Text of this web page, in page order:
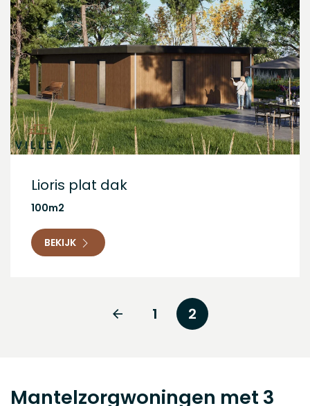
Lioris plat dak
100m2
BEKIJK
1 2
Mantelzorgwoningen met 3